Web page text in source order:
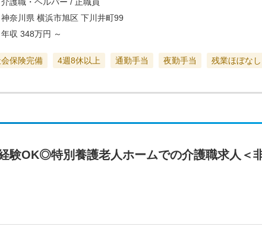
神奈川県 横浜市旭区 下川井町99
年収 348万円 ～
保険完備 4週8休以上 通勤手当 夜勤手当 残業ほぼなし
験OK◎特別養護老人ホームでの介護職求人＜